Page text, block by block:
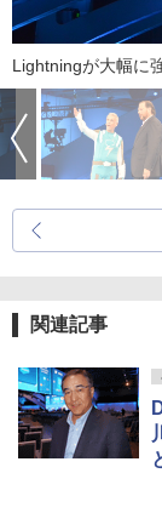
Lightningが大幅に
関連記事